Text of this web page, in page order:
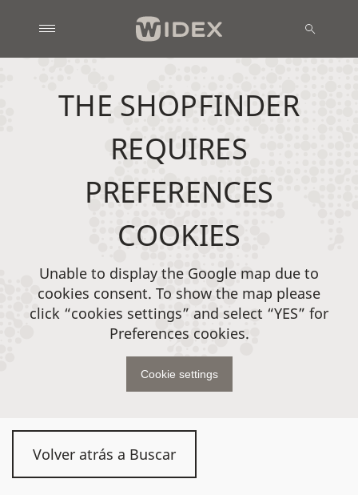
Volver atrás a Buscar
THE SHOPFINDER
REQUIRES
PREFERENCES
COOKIES
Unable to display the Google map due to
cookies consent. To show the map please
click “cookies settings” and select “YES” for
Preferences cookies.
Cookie settings